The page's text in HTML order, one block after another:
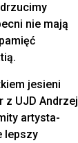
nie mają
jesieni
z UJD Andrzej
artysta-
lepszy